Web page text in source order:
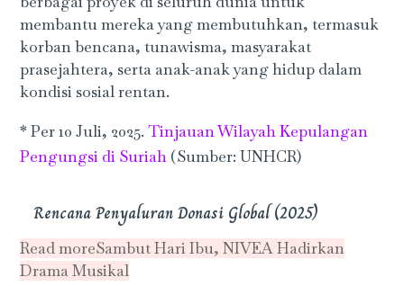
membantu mereka yang membutuhkan, termasuk
korban bencana, tunawisma, masyarakat
prasejahtera, serta anak-anak yang hidup dalam
kondisi sosial rentan.
* Per 10 Juli, 2025.Tinjauan Wilayah Kepulangan
Pengungsi di Suriah (Sumber: UNHCR)
Rencana Penyaluran Donasi Global (2025)
Read moreSambut Hari Ibu, NIVEA Hadirkan
Drama Musikal